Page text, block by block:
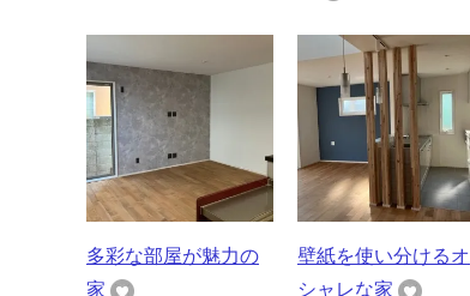
多彩な部屋が魅力の
家
壁紙を使い分けるオ
シャレな家